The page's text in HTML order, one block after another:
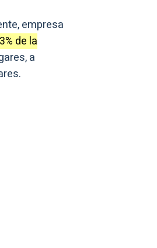
empresa
de la
a